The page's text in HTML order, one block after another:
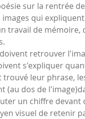
sur la rentrée
qui
travail de mémoire,
doivent retrouver
s'expliquer
trouvé leur phrase,
(au dos de
un chiffre devant
visuel de retenir